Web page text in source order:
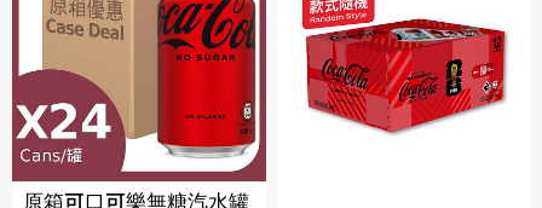
原箱可口可樂無糖汽水罐